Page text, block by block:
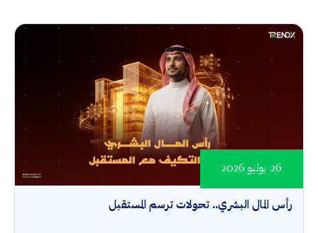
رأس المال البشري.. تحولات ترسم المستقبل
26 يوليو 2026